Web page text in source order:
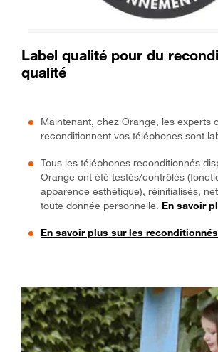
Label qualité pour du
qualité
Maintenant, chez Orange, les experts
reconditionnent vos téléphones sont
Tous les téléphones reconditionnés
Orange ont été testés/contrôlés
apparence esthétique), réinitialisés,
toute donnée personnelle. En savoir
En savoir plus sur les reconditionnés